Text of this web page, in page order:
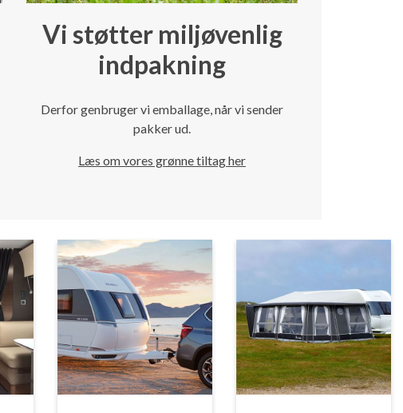
Vi støtter miljøvenlig
indpakning
Derfor genbruger vi emballage, når vi sender
pakker ud.
Læs om vores grønne tiltag her